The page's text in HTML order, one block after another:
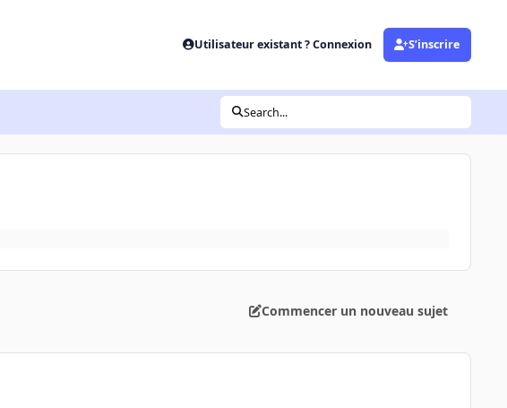
Utilisateur existant ? Connexion S’inscrire
Search...
Commencer un nouveau sujet